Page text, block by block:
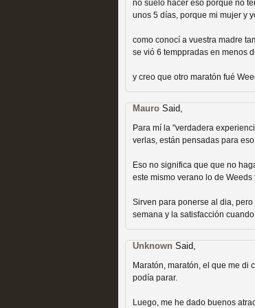
Galería con los
Las
televisión
MOLTISANTI
Recomendación de la semana
no suelo hacer eso porque no
unos 5 días, porque mi mujer y
como conocí a vuestra madre
se vió 6 temppradas en menos
y creo que otro maratón fué
Mauro Said,
Para mí la "verdadera
verlas, están pensadas para
Eso no significa que que no
este mismo verano lo de
Sirven para ponerse al dia,
semana y la satisfacción
Unknown Said,
Maratón, maratón, el que me di
podía parar.
Luego, me he dado buenos